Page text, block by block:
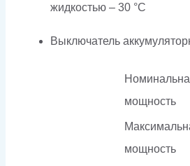
жидкостью – 30 °C
Выключатель
мощность
мощность